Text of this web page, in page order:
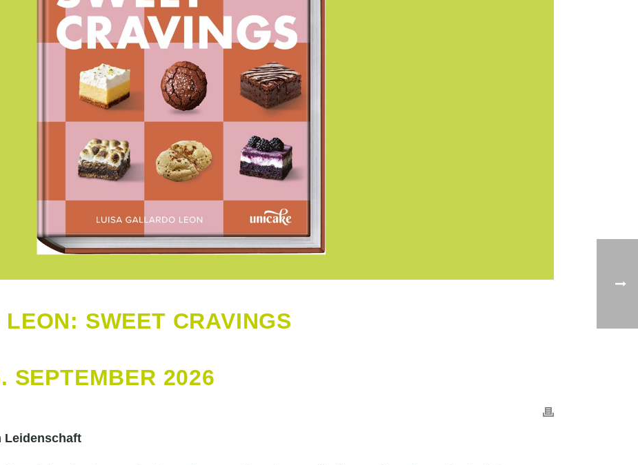
SWEET CRAVINGS
SEPTEMBER 2026
Leidenschaft